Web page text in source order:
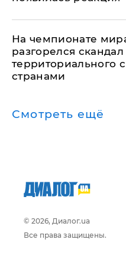
На чемпионате
разгорелся скандал
территориального
странами
Смотреть ещё
© 2026, Диалог.ua
Все права защищены.